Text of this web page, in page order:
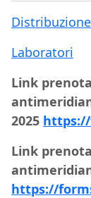
Laboratori
Link
2025 https://
Link
https://